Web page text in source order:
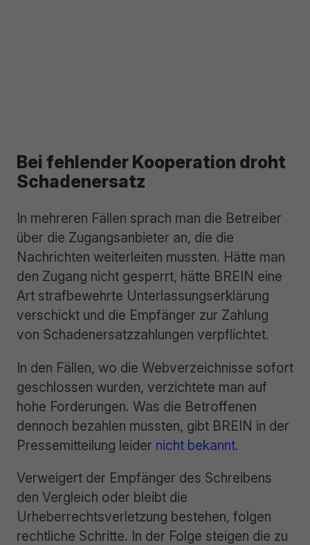
Bei fehlender Kooperation droht
Schadenersatz
In mehreren Fällen sprach man die Betreiber
über die Zugangsanbieter an, die die
Nachrichten weiterleiten mussten. Hätte man
den Zugang nicht gesperrt, hätte BREIN eine
Art strafbewehrte Unterlassungserklärung
verschickt und die Empfänger zur Zahlung
von Schadenersatzzahlungen verpflichtet.
In den Fällen, wo die Webverzeichnisse sofort
geschlossen wurden, verzichtete man auf
hohe Forderungen. Was die Betroffenen
dennoch bezahlen mussten, gibt BREIN in der
Pressemitteilung leider nicht bekannt.
Verweigert der Empfänger des Schreibens
den Vergleich oder bleibt die
Urheberrechtsverletzung bestehen, folgen
rechtliche Schritte. In der Folge steigen die zu